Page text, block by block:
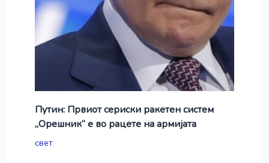
Путин: Првиот сериски ракетен систем
„Орешник“ е во рацете на армијата
свет